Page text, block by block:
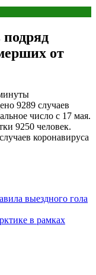
от
9289 случаев
число с 17 мая.
9250 человек.
коронавируса
выездного гола
в рамках